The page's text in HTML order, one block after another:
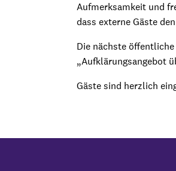
Aufmerksamkeit und
dass externe Gäste
Die nächste
„Aufklärungsangebot
Gäste sind herzlich